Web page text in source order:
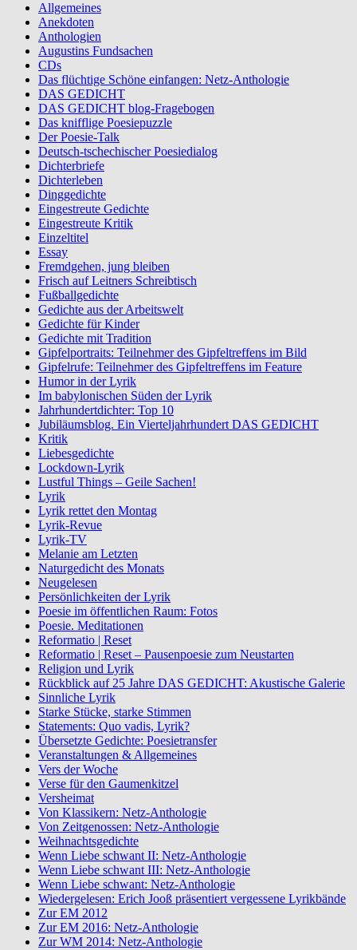
Allgemeines
Anekdoten
Anthologien
Augustins Fundsachen
CDs
Das flüchtige Schöne einfangen: Netz-Anthologie
DAS GEDICHT
DAS GEDICHT blog-Fragebogen
Das knifflige Poesiepuzzle
Der Poesie-Talk
Deutsch-tschechischer Poesiedialog
Dichterbriefe
Dichterleben
Dinggedichte
Eingestreute Gedichte
Eingestreute Kritik
Einzeltitel
Essay
Fremdgehen, jung bleiben
Frisch auf Leitners Schreibtisch
Fußballgedichte
Gedichte aus der Arbeitswelt
Gedichte für Kinder
Gedichte mit Tradition
Gipfelportraits: Teilnehmer des Gipfeltreffens im Bild
Gipfelrufe: Teilnehmer des Gipfeltreffens im Feature
Humor in der Lyrik
Im babylonischen Süden der Lyrik
Jahrhundertdichter: Top 10
Jubiläumsblog. Ein Vierteljahrhundert DAS GEDICHT
Kritik
Liebesgedichte
Lockdown-Lyrik
Lustful Things – Geile Sachen!
Lyrik
Lyrik rettet den Montag
Lyrik-Revue
Lyrik-TV
Melanie am Letzten
Naturgedicht des Monats
Neugelesen
Persönlichkeiten der Lyrik
Poesie im öffentlichen Raum: Fotos
Poesie. Meditationen
Reformatio | Reset
Reformatio | Reset – Pausenpoesie zum Neustarten
Religion und Lyrik
Rückblick auf 25 Jahre DAS GEDICHT: Akustische Galerie
Sinnliche Lyrik
Starke Stücke, starke Stimmen
Statements: Quo vadis, Lyrik?
Übersetzte Gedichte: Poesietransfer
Veranstaltungen & Allgemeines
Vers der Woche
Verse für den Gaumenkitzel
Versheimat
Von Klassikern: Netz-Anthologie
Von Zeitgenossen: Netz-Anthologie
Weihnachtsgedichte
Wenn Liebe schwant II: Netz-Anthologie
Wenn Liebe schwant III: Netz-Anthologie
Wenn Liebe schwant: Netz-Anthologie
Wiedergelesen: Erich Jooß präsentiert vergessene Lyrikbände
Zur EM 2012
Zur EM 2016: Netz-Anthologie
Zur WM 2014: Netz-Anthologie